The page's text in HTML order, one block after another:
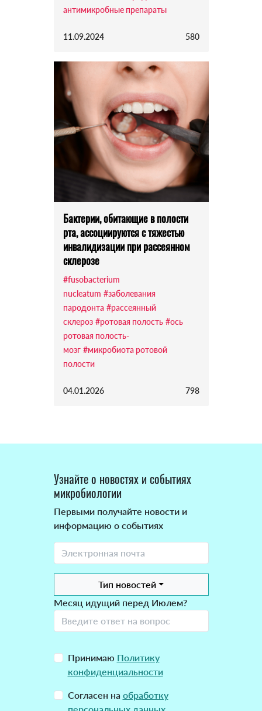
антимикробные препараты
11.09.2024 580
Бактерии, обитающие в полости
рта, ассоциируются с тяжестью
инвалидизации при рассеянном
склерозе
#fusobacterium
nucleatum #заболевания
пародонта #рассеянный
склероз #ротовая полость #ось
ротовая полость-
мозг #микробиота ротовой
полости
04.01.2026 798
Узнайте о новостях и событиях
микробиологии
Первыми получайте новости и
информацию о событиях
Тип новостей
Месяц идущий перед Июлем?
Принимаю Политику
конфиденциальности
Согласен на обработку